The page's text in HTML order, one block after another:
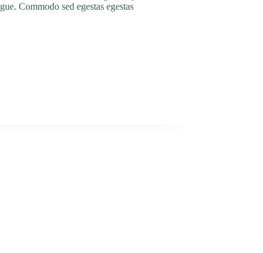
Commodo sed egestas egestas